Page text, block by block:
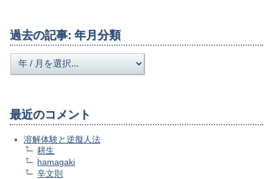
過去の記事: 年月分類
最近のコメント
溶解体験と逆擬人法
耕生
hamagaki
辛文則